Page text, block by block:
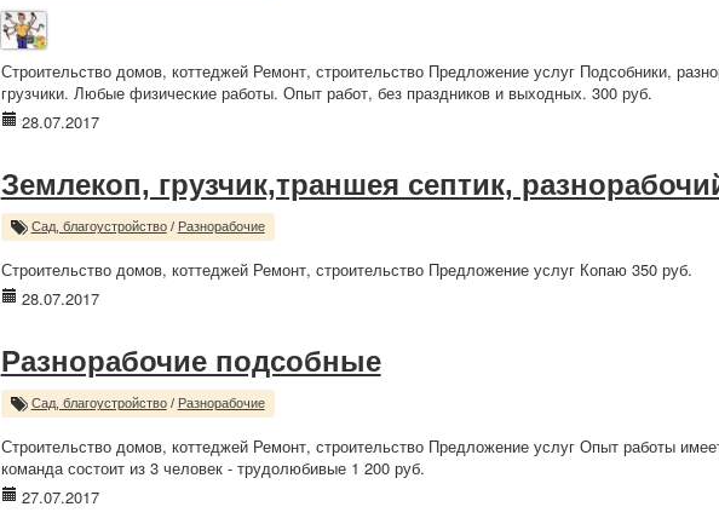
Строительство домов, коттеджей Ремонт, строительство Предложение услуг Подсобники,
грузчики. Любые физические работы. Опыт работ, без праздников и выходных. 300 руб.
28.07.2017
Землекоп, грузчик,траншея септик,
Сад, благоустройство/ Разнорабочие
Строительство домов, коттеджей Ремонт, строительство Предложение услуг Копаю 350 руб.
28.07.2017
Разнорабочие подсобные
Сад, благоустройство/ Разнорабочие
Строительство домов, коттеджей Ремонт, строительство Предложение услуг Опыт работы
команда состоит из 3 человек - трудолюбивые 1 200 руб.
27.07.2017